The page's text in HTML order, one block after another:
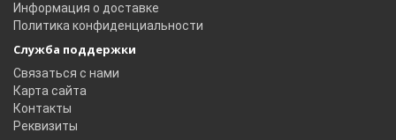
Информация о доставке
Политика конфиденциальности
Служба поддержки
Связаться с нами
Карта сайта
Контакты
Реквизиты